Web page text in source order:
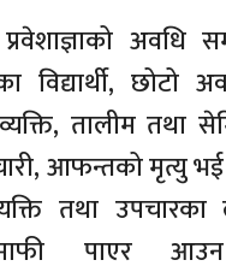
अवधि
विद्यार्थी, छोटो
तालीम तथा
आफन्तको मृत्यु
तथा
पाएर